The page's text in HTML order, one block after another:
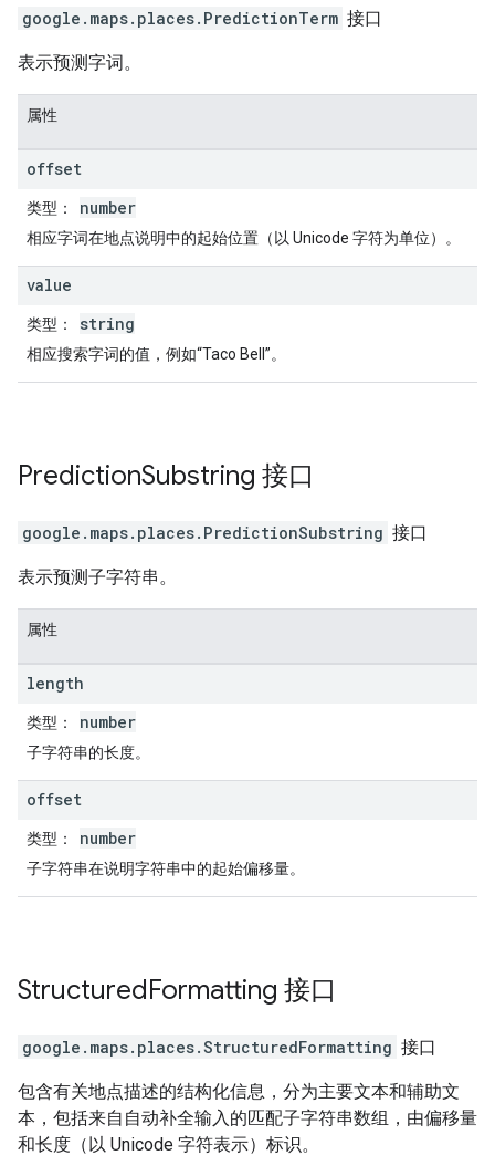
google.maps.places. PredictionTerm 接口
表示预测字词。
属性
offset
类型 ： number
相应字词在地点说明中的起始位置（以 Unicode 字符为单位）。
value
类型 ： string
相应搜索字词的值，例如“Taco Bell”。
PredictionSubstring 接口
google.maps.places. PredictionSubstring 接口
表示预测子字符串。
属性
length
类型 ： number
子字符串的长度。
offset
类型 ： number
子字符串在说明字符串中的起始偏移量。
StructuredFormatting 接口
google.maps.places.StructuredFormatting 接口
包含有关地点描述的结构化信息，分为主要文本和辅助文
本，包括来自自动补全输入的匹配子字符串数组，由偏移量
和长度（以 Unicode 字符表示）标识。